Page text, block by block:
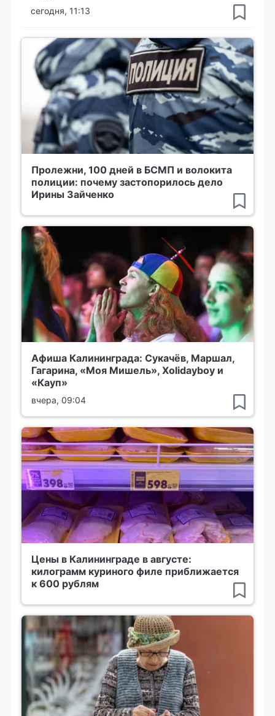
сегодня, 11:13
Пролежни, 100 дней в БСМП и волокита
полиции: почему застопорилось дело
Ирины Зайченко
Афиша Калининграда: Сукачёв, Маршал,
Гагарина, «Моя Мишель», Xolidayboy и
«Кауп»
вчера, 09:04
Цены в Калининграде в августе:
килограмм куриного филе приближается
к 600 рублям